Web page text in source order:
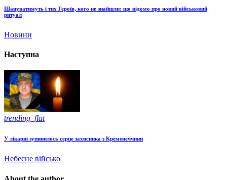
Шануватимуть і тих Героїв, кого не знайшли: що відомо про новий військовий
ритуал
Новини
Наступна
trending_flat
У лікарні зупинилось серце захисника з Кременеччини
Небесне військо